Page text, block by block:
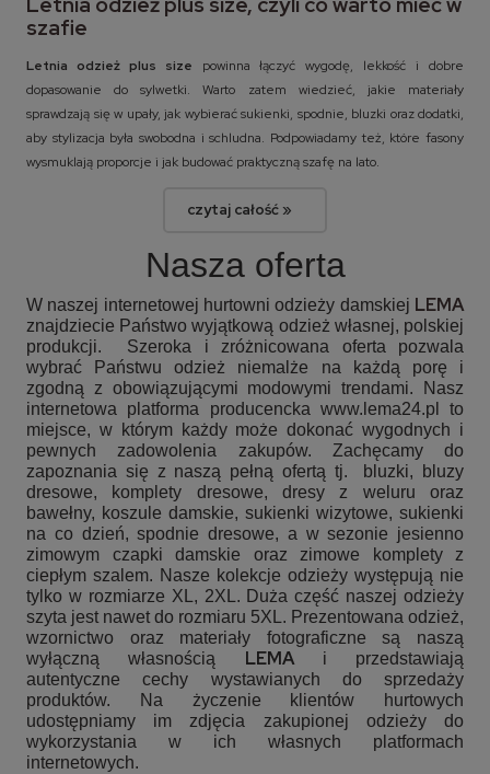
szafie
Letnia odzież plus size powinna łączyć wygodę, lekkość i dobre
dopasowanie do sylwetki. Warto zatem wiedzieć, jakie materiały
sprawdzają się w upały, jak wybierać sukienki, spodnie, bluzki oraz dodatki,
aby stylizacja była swobodna i schludna. Podpowiadamy też, które fasony
wysmuklają proporcje i jak budować praktyczną szafę na lato.
czytaj całość »
Nasza oferta
W naszej internetowej hurtowni odzieży damskiej LEMA
znajdziecie Państwo wyjątkową odzież własnej, polskiej
produkcji. Szeroka i zróżnicowana oferta pozwala
wybrać Państwu odzież niemalże na każdą porę i
zgodną z obowiązującymi modowymi trendami. Nasz
internetowa platforma producencka www.lema24.pl to
miejsce, w którym każdy może dokonać wygodnych i
pewnych zadowolenia zakupów. Zachęcamy do
zapoznania się z naszą pełną ofertą tj.
bluzki, bluzy
dresowe, komplety dresowe, dresy z weluru oraz
bawełny, koszule damskie, sukienki wizytowe, sukienki
na co dzień, spodnie dresowe, a w sezonie jesienno
zimowym czapki damskie oraz zimowe komplety z
ciepłym szalem. Nasze kolekcje odzieży występują nie
tylko w rozmiarze XL, 2XL. Duża część naszej odzieży
szyta jest nawet do rozmiaru 5XL. Prezentowana odzież,
wzornictwo oraz materiały fotograficzne są naszą
wyłączną własnością LEMAi przedstawiają
autentyczne cechy wystawianych do sprzedaży
produktów. Na życzenie klientów hurtowych
udostępniamy im zdjęcia zakupionej odzieży do
wykorzystania w ich własnych platformach
internetowych.